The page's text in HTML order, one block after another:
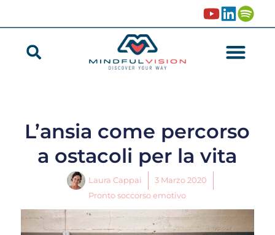
L’ansia come percorso
a ostacoli per la vita
Laura Cappai
3 Marzo 2020
Pronto soccorso emotivo